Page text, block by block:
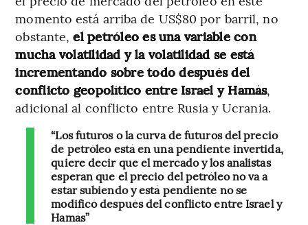
momento está arriba de US$80 por barril, no
obstante,el petróleo es una variable con
mucha volatilidad y la volatilidad se está
incrementando sobre todo después del
conflicto geopolítico entre Israel y Hamás,
adicional al conflicto entre Rusia y Ucrania.
“Los futuros o la curva de futuros del precio
de petróleo está en una pendiente invertida,
quiere decir que el mercado y los analistas
esperan que el precio del petróleo no va a
estar subiendo y está pendiente no se
modificó después del conflicto entre Israel y
Hamás”